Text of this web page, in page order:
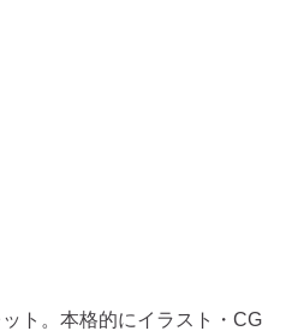
ト。本格的にイラスト・CG